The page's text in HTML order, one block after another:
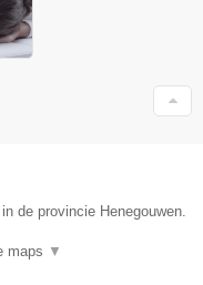
de provincie Henegouwen.
maps ▼